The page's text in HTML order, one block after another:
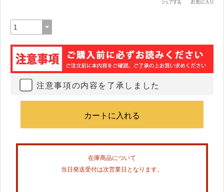
注意事項の内容を了承しました
在庫商品について
当日発送受付は次営業日となります。